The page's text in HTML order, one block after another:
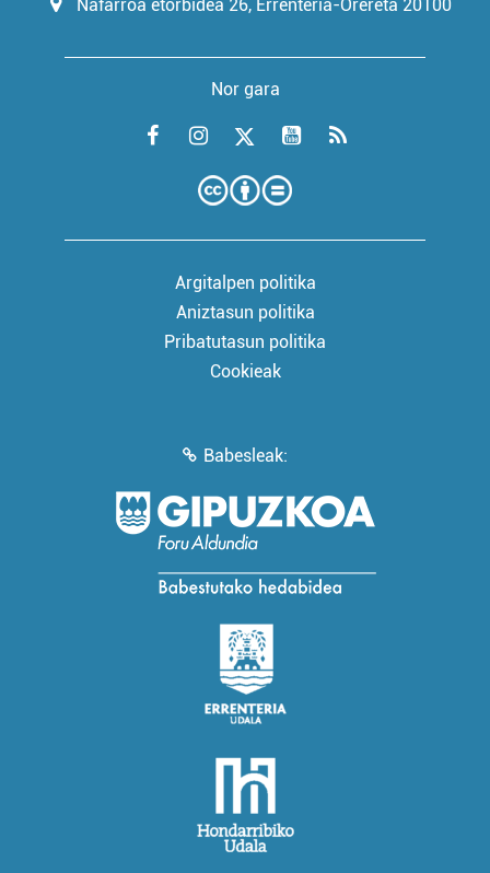
Nafarroa etorbidea 26, Errenteria-Orereta 20100
Nor gara
Argitalpen politika
Aniztasun politika
Pribatutasun politika
Cookieak
Babesleak: